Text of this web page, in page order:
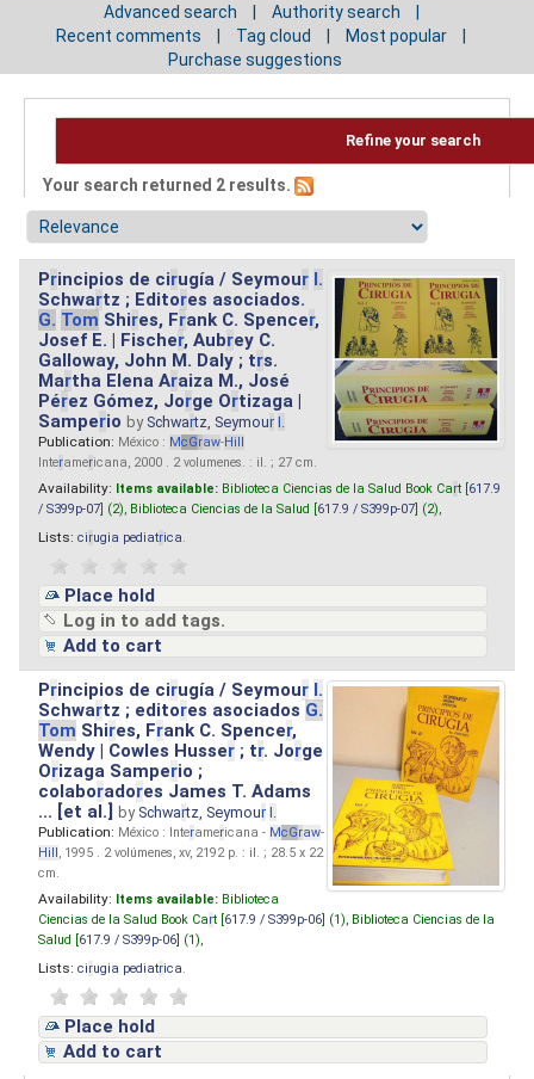
Advanced search
Authority search
Recent comments
Tag cloud
Most popular
Purchase suggestions
Refine your search
Your search returned 2 results.
Principios de cirugía / Seymour I.
Schwartz ; Editores asociados.
G. Tom Shires, Frank C. Spencer,
Josef E. | Fischer, Aubrey C.
Galloway, John M. Daly ; trs.
Martha Elena Araiza M., José
Pérez Gómez, Jorge Ortizaga |
Samperio by Schwartz, Seymour I.
Publication: México : McGraw-Hill
Interamericana, 2000 . 2 volumenes. : il. ; 27 cm.
Availability: Items available: Biblioteca Ciencias de la Salud Book Cart [ 617.9
/ S399p-07 ] (2), Biblioteca Ciencias de la Salud [ 617.9 / S399p-07 ] (2),
Lists: cirugia pediatrica
Place hold
Log in to add tags.
Add to cart
Principios de cirugía / Seymour I.
Schwartz ; editores asociados G.
Tom Shires, Frank C. Spencer,
Wendy | Cowles Husser ; tr. Jorge
Orizaga Samperio ;
colaboradores James T. Adams
... [et al.]by Schwartz, Seymour I.
Publication: México : Interamericana - McGraw-
Hill, 1995 . 2 volúmenes, xv, 2192 p. : il. ; 28.5 x 22
cm.
Availability: Items available: Biblioteca
Ciencias de la Salud Book Cart [ 617.9 / S399p-06 ] (1), Biblioteca Ciencias de la
Salud [ 617.9 / S399p-06 ] (1),
Lists: cirugia pediatrica
Place hold
Add to cart